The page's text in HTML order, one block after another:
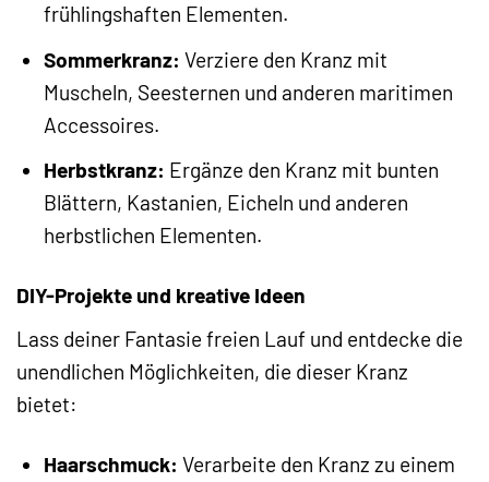
frühlingshaften Elementen.
Sommerkranz: Verziere den Kranz mit
Muscheln, Seesternen und anderen maritimen
Accessoires.
Herbstkranz: Ergänze den Kranz mit bunten
Blättern, Kastanien, Eicheln und anderen
herbstlichen Elementen.
DIY-Projekte und kreative Ideen
Lass deiner Fantasie freien Lauf und entdecke die
unendlichen Möglichkeiten, die dieser Kranz
bietet:
Haarschmuck: Verarbeite den Kranz zu einem